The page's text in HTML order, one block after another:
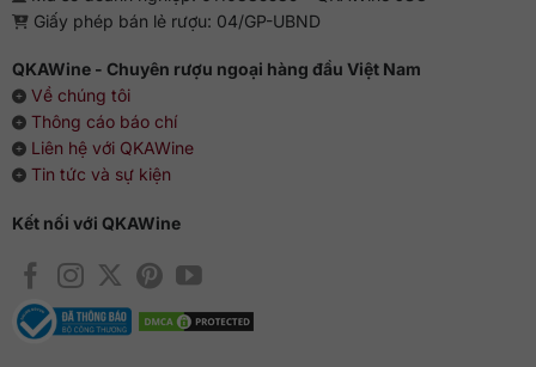
Giấy phép bán lẻ rượu: 04/GP-UBND
QKAWine - Chuyên rượu ngoại hàng đầu Việt Nam
Về chúng tôi
Thông cáo báo chí
Liên hệ với QKAWine
Tin tức và sự kiện
Kết nối với QKAWine